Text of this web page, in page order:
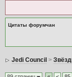
Цитаты форумчан
Jedi Council >